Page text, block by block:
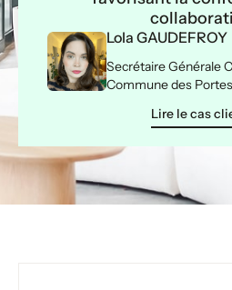
Lola GAUDEFROY
Secrétaire Générale
Commune des
Lire le cas